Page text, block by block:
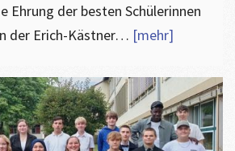
Ehrung der besten Schülerinnen
der Erich-Kästner… [mehr]